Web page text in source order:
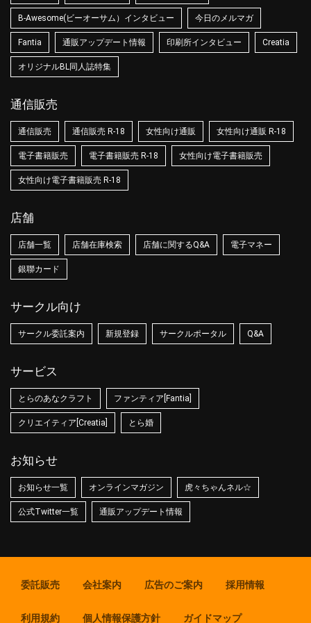
B-Awesome(ビーオーサム）インタビュー 今日のメルマガ
Fantia 通販アップデート情報 印刷所インタビュー Creatia
オリジナルBL同人誌特集
通信販売
通信販売 通信販売 R-18 女性向け通販 女性向け通販 R-18
電子書籍販売 電子書籍販売 R-18 女性向け電子書籍販売
女性向け電子書籍販売 R-18
店舗
店舗一覧 店舗在庫検索 店舗に関するQ&A 電子マネー
銀聯カード
サークル向け
サークル委託案内 新規登録 サークルポータル Q&A
サービス
とらのあなクラフト ファンティア[Fantia]
クリエイティア[Creatia] とら婚
お知らせ
お知らせ一覧 オンラインマガジン 虎々ちゃんネル☆
公式Twitter一覧 通販アップデート情報
委託販売 会社案内 広告のご案内 採用情報
利用規約 個人情報保護方針 ガイドマップ